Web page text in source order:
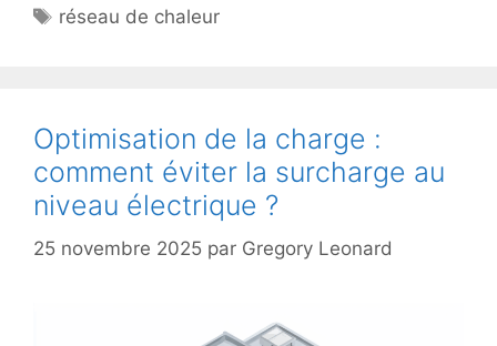
Étiquettes
réseau de chaleur
Optimisation de la charge :
comment éviter la surcharge au
niveau électrique ?
25 novembre 2025 par Gregory Leonard